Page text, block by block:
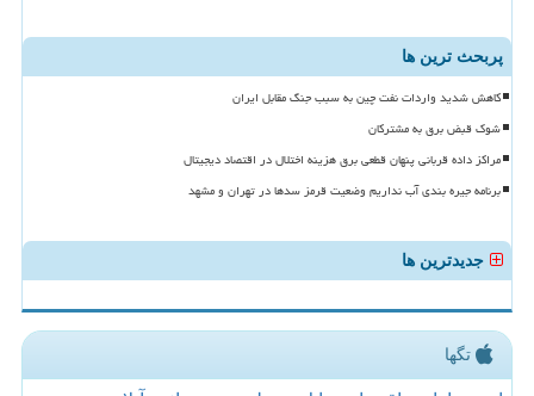
پربحث ترین ها
کاهش شدید واردات نفت چین به سبب جنگ مقابل ایران
شوک قبض برق به مشترکان
مراکز داده قربانی پنهان قطعی برق هزینه اختلال در اقتصاد دیجیتال
برنامه جیره بندی آب نداریم وضعیت قرمز سدها در تهران و مشهد
جدیدترین ها
تگها